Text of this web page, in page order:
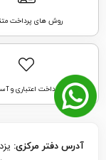
روش های پرداخت
پرداخت اعتباری و
آدرس دفتر مرکزی: